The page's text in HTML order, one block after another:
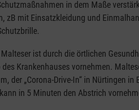
in dem Maße
mit Einsatzkleidung und
ist durch die örtlichen
Krankenhauses vornehmen.
„Corona-Drive-In“ in Nürtingen
in 5 Minuten den Abstrich